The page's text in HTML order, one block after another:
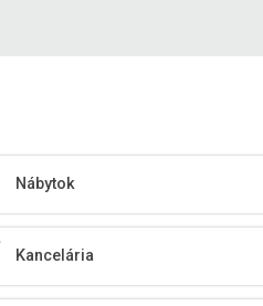
Nábytok
Kancelária